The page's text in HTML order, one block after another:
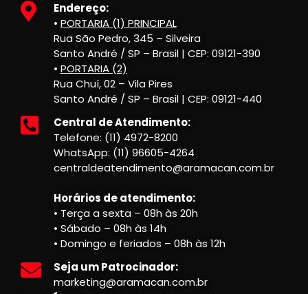
Endereço:
• PORTARIA (1) PRINCIPAL
Rua São Pedro, 345 – Silveira
Santo André / SP – Brasil | CEP: 09121-390
• PORTARIA (2)
Rua Chuí, 02 – Vila Pires
Santo André / SP – Brasil | CEP: 09121-440
Central de Atendimento:
Telefone: (11) 4972-8200
WhatsApp: (11) 96605-4264
centraldeatendimento@aramacan.com.br
Horários de atendimento:
• Terça a sexta – 08h às 20h
• Sábado – 08h às 14h
• Domingo e feriados – 08h às 12h
Seja um Patrocinador:
marketing@aramacan.com.br